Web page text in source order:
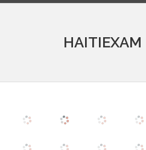
HAITIEXAM